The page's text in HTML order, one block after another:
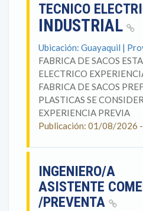
TECNICO
INDUSTRIAL
Ubicación: Guayaquil |
FABRICA DE SACOS
ELECTRICO
FABRICA DE SACOS
PLASTICAS SE
EXPERIENCIA PREVIA
Publicación: 01/08/2026
INGENIERO/A
ASISTENTE
/PREVENTA